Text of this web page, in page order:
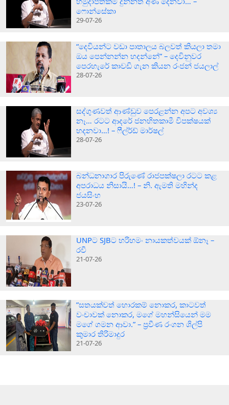
ෆොන්සේකා
29-07-26
“දෙවියන්ට වඩා පාතාලය බලවත් කියලා තමා
ඔය පෙන්නන්න හදන්නේ” – දෙවිනුවර
පෙරහැරේ කාවඩි ගැන කියන රංජන් ජයලාල්
28-07-26
සද්ගුණවත් ආණ්ඩුව පෙරළන්න අපට අවශ්‍ය
නෑ… රටට ආදරේ ජනහිතකාමී විපක්ෂයක්
හදනවා…! – ෆීල්ර්ඩ් මාර්ෂල්
28-07-26
බන්ධනාගාර පිරුණේ රාජපක්ෂලා රටට කළ
අපරාධය නිසායි…! – නි. ඇමති මහින්ද
ජයසිංහ
23-07-26
UNPට SJBට හරිහමං නායකත්වයක් ඕනෑ –
රවී
21-07-26
”සතයක්වත් හොරකම් නොකර, කාටවත්
වංචාවක් නොකර, මගේ මහන්සියෙන් මම
මගේ ගමන ආවා.” – ප්‍රවීණ රංගන ශිල්පි
කුමාර තිරිමාදුර
21-07-26